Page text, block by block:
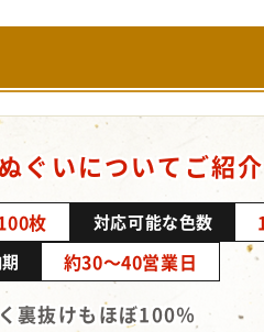
ぐいについてご紹介
枚 対応可能な色数
約30～40営業日
裏抜けもほぼ100％